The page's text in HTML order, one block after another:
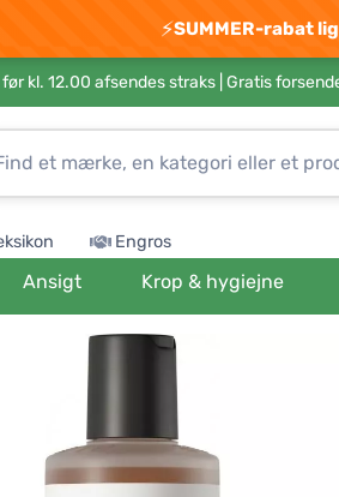
⚡SUMMER-rabat
kl. 12.00 afsendes straks | Gratis
Engros
Ansigt Krop & hygiejne